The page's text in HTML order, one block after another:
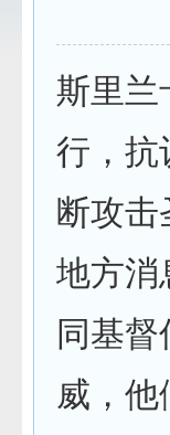
斯里兰
行，抗
断攻
地方消
同基
威，